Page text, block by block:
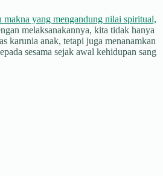
makna yang mengandung nilai spiritual,
melaksanakannya, kita tidak hanya
karunia anak, tetapi juga menanamkan
sesama sejak awal kehidupan sang